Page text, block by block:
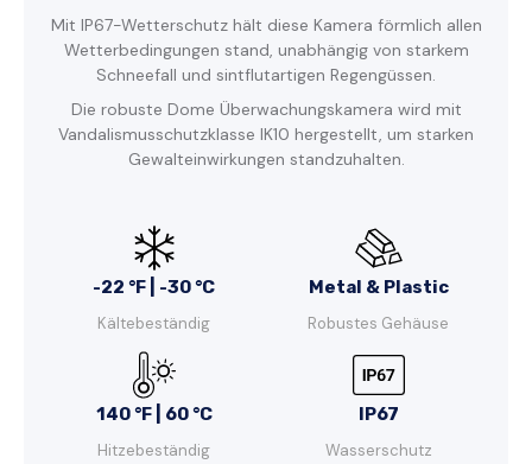
Mit IP67-Wetterschutz hält diese Kamera förmlich allen
Wetterbedingungen stand, unabhängig von starkem
Schneefall und sintflutartigen Regengüssen.
Die robuste Dome Überwachungskamera wird mit
Vandalismusschutzklasse IK10 hergestellt, um starken
Gewalteinwirkungen standzuhalten.
-22 °F | -30 °C
Kältebeständig
Metal & Plastic
Robustes Gehäuse
140 °F | 60 °C
Hitzebeständig
IP67
Wasserschutz